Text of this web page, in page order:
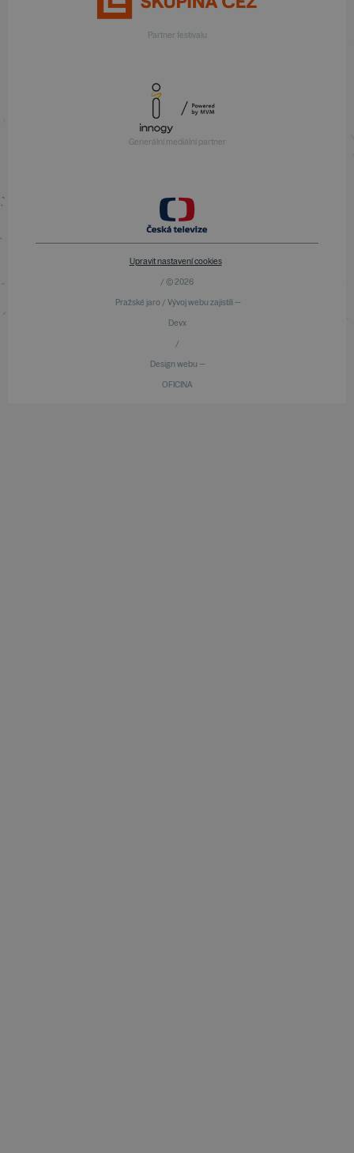
Partner festivalu
Generální mediální partner
Upravit nastavení cookies
/ © 2026
Pražské jaro / Vývoj webu zajistili —
Devx
/
Design webu —
OFICINA